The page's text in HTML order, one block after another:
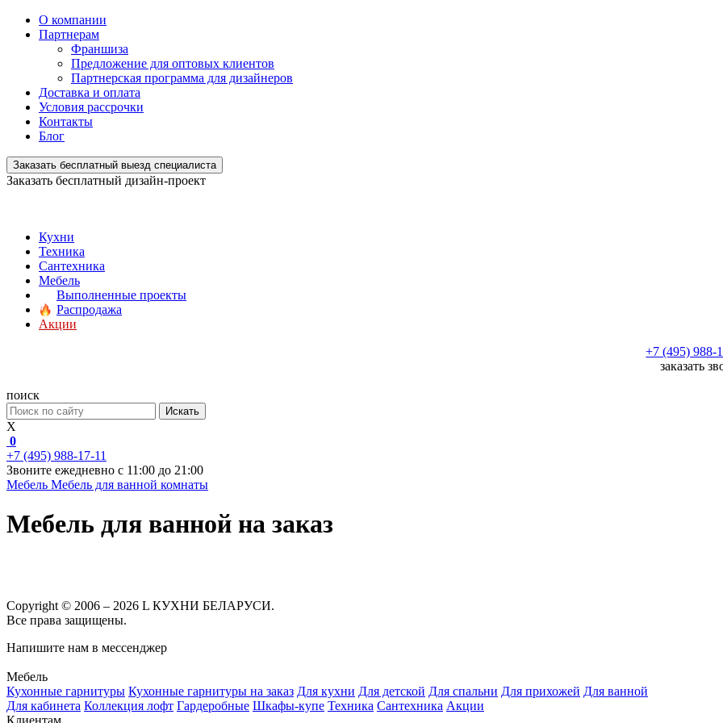
О компании
Партнерам
Франшиза
Предложение для оптовых клиентов
Партнерская программа для дизайнеров
Доставка и оплата
Условия рассрочки
Контакты
Блог
Заказать бесплатный выезд специалиста
Заказать бесплатный дизайн-проект
Кухни
Техника
Сантехника
Мебель
Выполненные проекты
Распродажа
Акции
+7 (495) 988-
заказать
поиск
Искать
X
0
+7 (495) 988-17-11
Звоните ежедневно с 11:00 до 21:00
Мебель Мебель для ванной комнаты
Мебель для ванной на заказ
Copyright © 2006 – 2026 L КУХНИ БЕЛАРУСИ.
Все права защищены.
Напишите нам в мессенджер
Мебель
Кухонные гарнитуры Кухонные гарнитуры на заказ Для кухни Для детской Для спальни Для прихожей Для ванной
Для кабинета Коллекция лофт Гардеробные Шкафы-купе Техника Сантехника Акции
Клиентам